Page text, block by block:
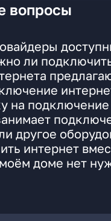
вопросы
ли
на
другое
интернет
доме нет